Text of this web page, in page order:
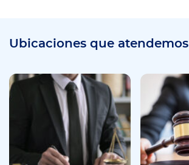
Ubicaciones que atendemos